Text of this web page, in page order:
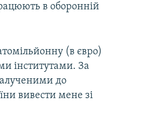
в оборонній
(в євро)
інститутами. За
до
вивести мене зі